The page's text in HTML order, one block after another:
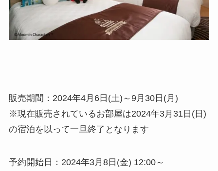
販売期間：2024年4月6日(土)～9月30日(月)
※現在販売されているお部屋は2024年3月31日(日)
の宿泊を以って一旦終了となります
予約開始日：2024年3月8日(金) 12:00～